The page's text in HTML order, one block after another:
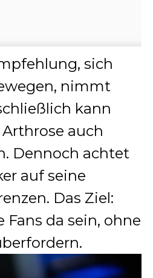
sich
nimmt
kann
auch
Dennoch achtet
auf seine
Das Ziel:
da sein, ohne